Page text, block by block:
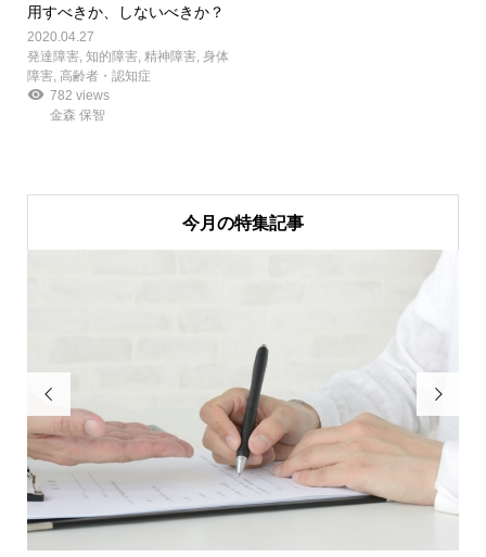
用すべきか、しないべきか？
2020.04.27
発達障害, 知的障害, 精神障害, 身体
障害, 高齢者・認知症
782 views
金森 保智
今月の特集記事
 